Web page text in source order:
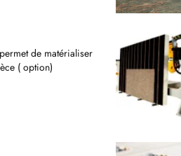
de matérialiser
( option)